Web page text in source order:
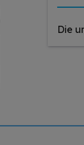
Die